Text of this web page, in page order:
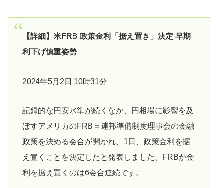
【詳細】米FRB 政策金利「据え置き」決定 早期
利下げ慎重姿勢
2024年5月2日 10時31分
記録的な円安水準が続くなか、円相場に影響を及
ぼすアメリカのFRB＝連邦準備制度理事会の金融
政策を決める会合が開かれ、1日、政策金利を据
え置くことを決定したと発表しました。FRBが金
利を据え置くのは6会合連続です。